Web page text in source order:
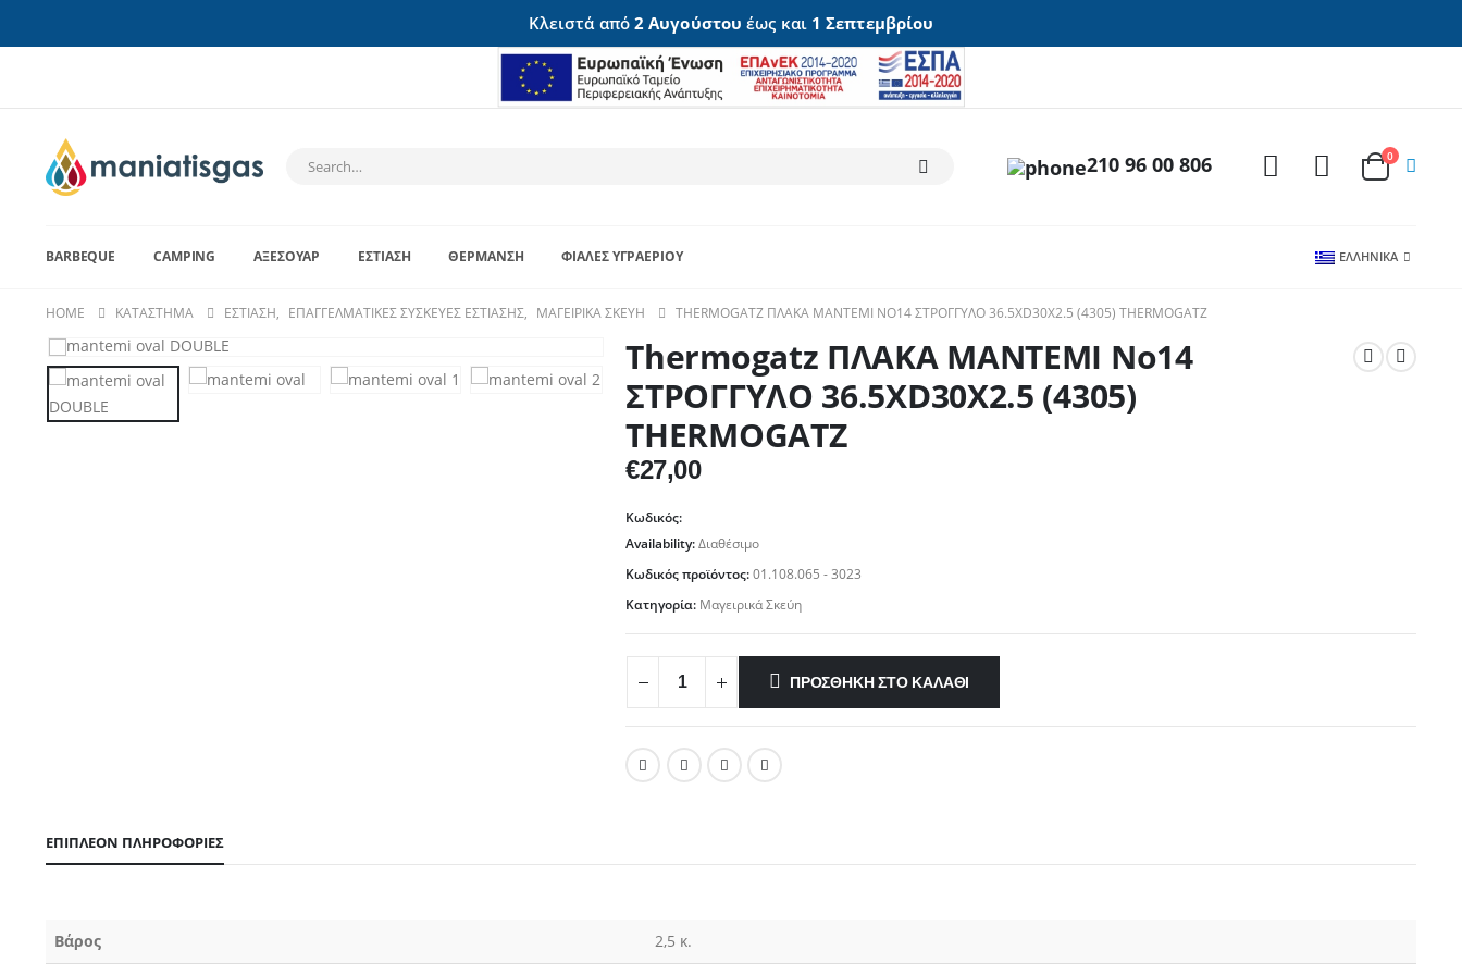
Κλειστά από 2 Αυγούστου έως και 1 Σεπτεμβρίου
210 96 00 806 0
BARBEQUE CAMPING ΑΞΕΣΟΥΆΡ ΕΣΤΊΑΣΗ ΘΈΡΜΑΝΣΗ ΦΙΆΛΕΣ ΥΓΡΑΕΡΊΟΥ ΕΛΛΗΝΙΚΆ
HOME ΚΑΤΆΣΤΗΜΑ ΕΣΤΊΑΣΗ, ΕΠΑΓΓΕΛΜΑΤΙΚΈΣ ΣΥΣΚΕΥΈΣ ΕΣΤΊΑΣΗΣ, ΜΑΓΕΙΡΙΚΆ ΣΚΕΎΗ THERMOGATZ ΠΛΑΚΑ ΜΑΝΤΕΜΙ ΝΟ14 ΣΤΡΟΓΓΥΛΟ 36.5XD30X2.5 (4305) THERMOGATZ
Thermogatz ΠΛΑΚΑ ΜΑΝΤΕΜΙ Νο14
ΣΤΡΟΓΓΥΛΟ 36.5XD30X2.5 (4305)
THERMOGATZ
€27,00
Κωδικός:
Availability:Διαθέσιμο
Κωδικός προϊόντος:01.108.065 - 3023
Κατηγορία: Μαγειρικά Σκεύη
ΠΡΟΣΘΉΚΗ ΣΤΟ ΚΑΛΆΘΙ
ΕΠΙΠΛΈΟΝ ΠΛΗΡΟΦΟΡΊΕΣ
Βάρος 2,5 κ.